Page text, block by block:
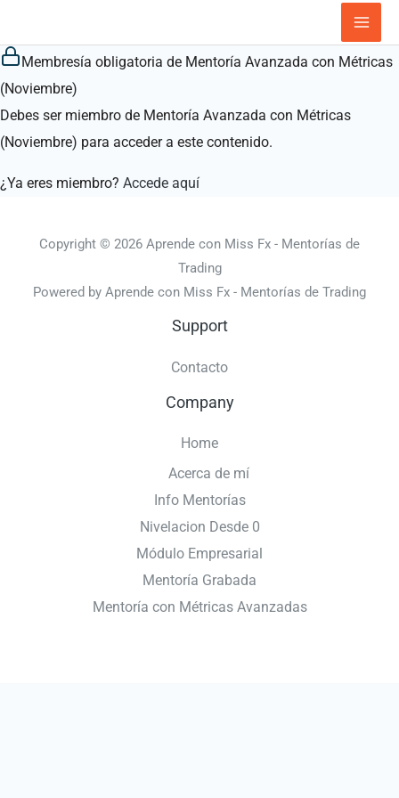
contenido
Membresía obligatoria de Mentoría Avanzada con Métricas
(Noviembre)
Debes ser miembro de Mentoría Avanzada con Métricas
(Noviembre) para acceder a este contenido.
¿Ya eres miembro? Accede aquí
Copyright © 2026 Aprende con Miss Fx - Mentorías de
Trading
Powered by Aprende con Miss Fx - Mentorías de Trading
Support
Contacto
Company
Home
Acerca de mí
Info Mentorías
Nivelacion Desde 0
Módulo Empresarial
Mentoría Grabada
Mentoría con Métricas Avanzadas